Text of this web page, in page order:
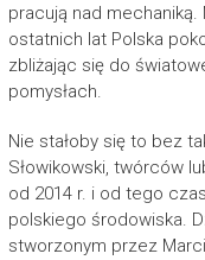
pracują nad mechaniką.
ostatnich lat Polska
zbliżając się do
pomysłach.
Nie stałoby się to bez
Słowikowski, twórców
od 2014 r. i od tego
polskiego środowiska.
stworzonym przez